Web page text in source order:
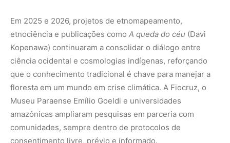
Em 2025 e 2026, projetos de etnomapeamento,
etnociência e publicações como A queda do céu (Davi
Kopenawa) continuaram a consolidar o diálogo entre
ciência ocidental e cosmologias indígenas, reforçando
que o conhecimento tradicional é chave para manejar a
floresta em um mundo em crise climática. A Fiocruz, o
Museu Paraense Emílio Goeldi e universidades
amazônicas ampliaram pesquisas em parceria com
comunidades, sempre dentro de protocolos de
consentimento livre, prévio e informado.